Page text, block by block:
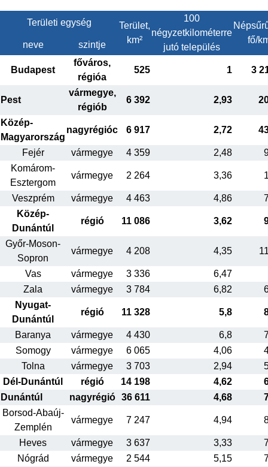
Területi egység
Terület,
km²
100
négyzetkilométerre
jutó település
fő/
neve szintje
Budapest
főváros,
régióa
525 1 3
Pest
vármegye,
régiób
6 392 2,93
Közép-
Magyarország
nagyrégióc 6 917 2,72
Fejér vármegye 4 359 2,48
Komárom-
Esztergom
vármegye 2 264 3,36
Veszprém vármegye 4 463 4,86
Közép-
Dunántúl
régió 11 086 3,62
Győr-Moson-
Sopron
vármegye 4 208 4,35
Vas vármegye 3 336
6,47
Zala
vármegye 3 784 6,82
Nyugat-
Dunántúl
régió 11 328 5,8
Baranya vármegye 4 430 6,8
Somogy
vármegye 6 065 4,06
Tolna
vármegye 3 703 2,94
Dél-Dunántúl
régió 14 198 4,62
Dunántúl
nagyrégió 36 611 4,68
Borsod-Abaúj-
Zemplén
vármegye 7 247 4,94
Heves vármegye 3 637 3,33
Nógrád
vármegye 2 544 5,15